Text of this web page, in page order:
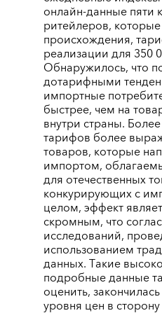
онлайн-данные пяти
ритейлеров,
происхождения,
реализации для 350
Обнаружилось, что
дотарифными
импортные
быстрее, чем на
внутри страны.
тарифов более
товаров, которые
импортом,
для отечественных
конкурирующих с
целом, эффект
скромным, что
исследований,
использованием
данных. Такие
подробные данные
оценить,
уровня цен в